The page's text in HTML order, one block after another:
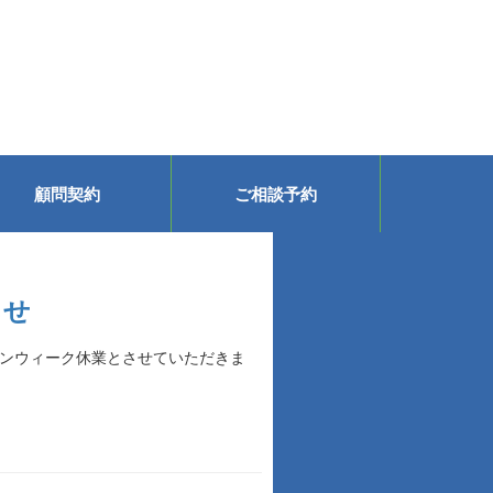
顧問契約 ご相談予約
ウィーク休業とさせていただきま